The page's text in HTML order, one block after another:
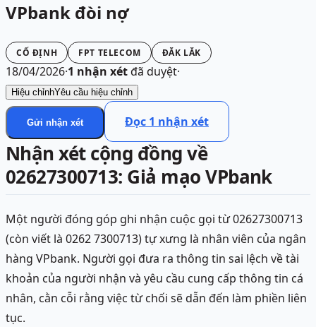
VPbank đòi nợ
CỐ ĐỊNH FPT TELECOM ĐĂK LĂK
18/04/2026·1 nhận xétđã duyệt·
Hiệu chỉnhYêu cầu hiệu chỉnh
Gửi nhận xét Đọc 1 nhận xét
Nhận xét cộng đồng về
02627300713: Giả mạo VPbank
Một người đóng góp ghi nhận cuộc gọi từ 02627300713
(còn viết là 0262 7300713) tự xưng là nhân viên của ngân
hàng VPbank. Người gọi đưa ra thông tin sai lệch về tài
khoản của người nhận và yêu cầu cung cấp thông tin cá
nhân, cằn cỗi rằng việc từ chối sẽ dẫn đến làm phiền liên
tục.